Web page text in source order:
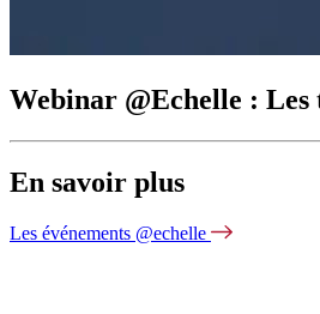
Webinar @Echelle :
En savoir plus
Les événements @echelle